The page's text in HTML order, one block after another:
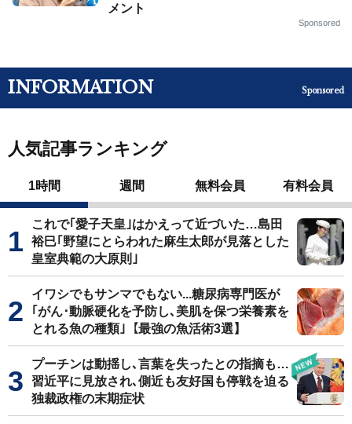
メント
Sponsored
INFORMATION Sponsored
人気記事ランキング
1時間 週間 無料会員 有料会員
これで｢愛子天皇｣はかえって近づいた…島田
裕巳｢野望にとらわれた麻生太郎が見落とした
皇室典範の大原則｣
イワシでもサンマでもない...糖尿病専門医が
｢がん･動脈硬化を予防し､美肌を保つ栄養素を
とれる魚の種類｣【最強の魚活術3選】
プーチンは動揺し､言葉を失ったとの指摘も…
習近平に見放され､側近も友好国も停戦を迫る
独裁政権の末期症状